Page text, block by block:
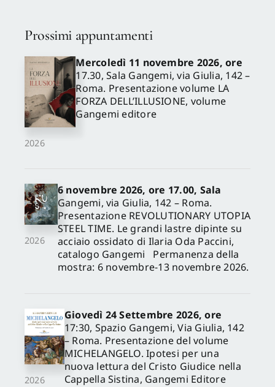
Prossimi appuntamenti
2026
Mercoledì 11 novembre 2026, ore
17.30, Sala Gangemi, via Giulia, 142 –
Roma. Presentazione volume LA
FORZA DELL’ILLUSIONE, volume
Gangemi editore
2026
6 novembre 2026, ore 17.00, Sala
Gangemi, via Giulia, 142 – Roma.
Presentazione REVOLUTIONARY UTOPIA
STEEL TIME. Le grandi lastre dipinte su
acciaio ossidato di Ilaria Oda Paccini,
catalogo Gangemi Permanenza della
mostra: 6 novembre-13 novembre 2026.
2026
Giovedì 24 Settembre 2026, ore
17:30, Spazio Gangemi, Via Giulia, 142
– Roma. Presentazione del volume
MICHELANGELO. Ipotesi per una
nuova lettura del Cristo Giudice nella
Cappella Sistina, Gangemi Editore